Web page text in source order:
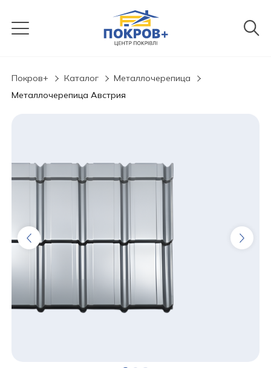
Покров+ Каталог
Металлочерепица
Металлочерепица Австрия